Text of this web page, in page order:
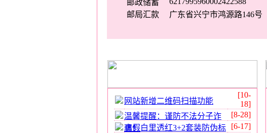
邮政储蓄
邮局汇款
广东省兴宁市鸿源路146号
网站新增二维码扫描功能
[10-
18]
温馨提醒：谨防不法分子诈
骗！
[8-28]
真假白里透红3+2套装防伪标
[6-17]